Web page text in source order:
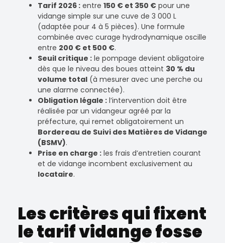
Tarif 2026 : entre 150 € et 350 € pour une
vidange simple sur une cuve de 3 000 L
(adaptée pour 4 à 5 pièces). Une formule
combinée avec curage hydrodynamique oscille
entre 200 € et 500 €.
Seuil critique : le pompage devient obligatoire
dès que le niveau des boues atteint 30 % du
volume total (à mesurer avec une perche ou
une alarme connectée).
Obligation légale : l’intervention doit être
réalisée par un vidangeur agréé par la
préfecture, qui remet obligatoirement un
Bordereau de Suivi des Matières de Vidange
(BSMV).
Prise en charge : les frais d’entretien courant
et de vidange incombent exclusivement au
locataire.
Les critères qui fixent
le tarif vidange fosse